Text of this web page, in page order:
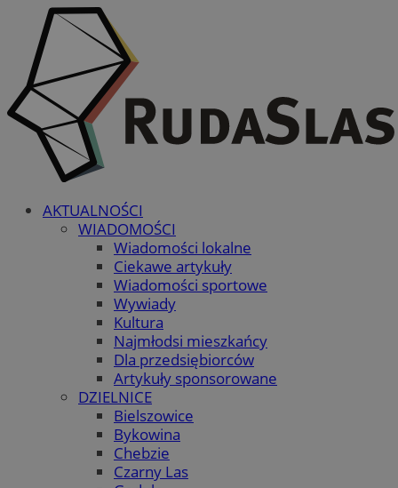
AKTUALNOŚCI
WIADOMOŚCI
Wiadomości lokalne
Ciekawe artykuły
Wiadomości sportowe
Wywiady
Kultura
Najmłodsi mieszkańcy
Dla przedsiębiorców
Artykuły sponsorowane
DZIELNICE
Bielszowice
Bykowina
Chebzie
Czarny Las